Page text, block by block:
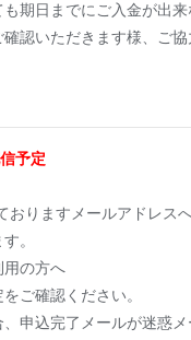
期日までにご入金が出
認いただきます様、ご
予定
りますメールアドレス
。
の方へ
ご確認ください。
申込完了メールが迷惑